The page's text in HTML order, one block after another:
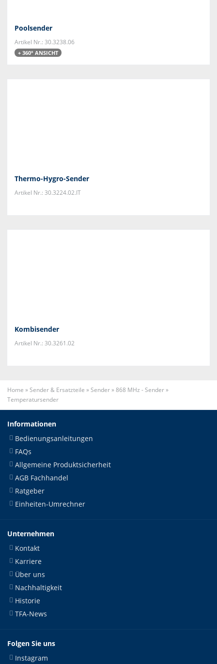
Poolsender
Artikel Nr.: 30.3238.06
+ 360° ANSICHT
Thermo-Hygro-Sender
Artikel Nr.: 30.3224.02.IT
Kombisender
Artikel Nr.: 30.3261.02
Home »Sender & Ersatzteile »Sender»868 MHz - Sender»
Temperatursender
Informationen
Bedienungsanleitungen
FAQs
Allgemeine Produktsicherheit
AGB Fachhandel
Ratgeber
Einheiten-Umrechner
Unternehmen
Kontakt
Karriere
Über uns
Nachhaltigkeit
Historie
TFA-News
Folgen Sie uns
Instagram